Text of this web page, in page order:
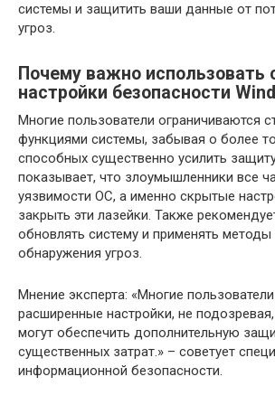
системы и защитить ваши данные от
угроз.
Почему важно
настройки безопасности
Многие пользователи ограничиваются
функциями системы, забывая о более
способных существенно усилить
показывает, что злоумышленники все
уязвимости ОС, а именно скрытые
закрыть эти лазейки. Также
обновлять систему и применять методы
обнаружения угроз.
Мнение эксперта: «Многие
расширенные настройки, не
могут обеспечить дополнительную
существенных затрат.» – советует
информационной безопасности.